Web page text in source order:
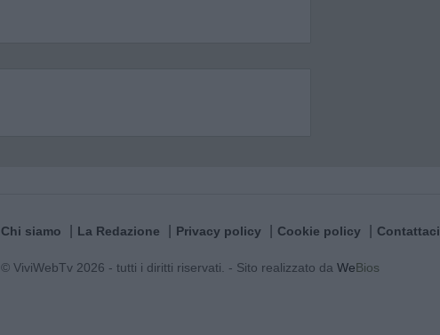
Chi siamo La Redazione Privacy policy Cookie policy Contattaci
© ViviWebTv 2026 - tutti i diritti riservati. - Sito realizzato da WeBios